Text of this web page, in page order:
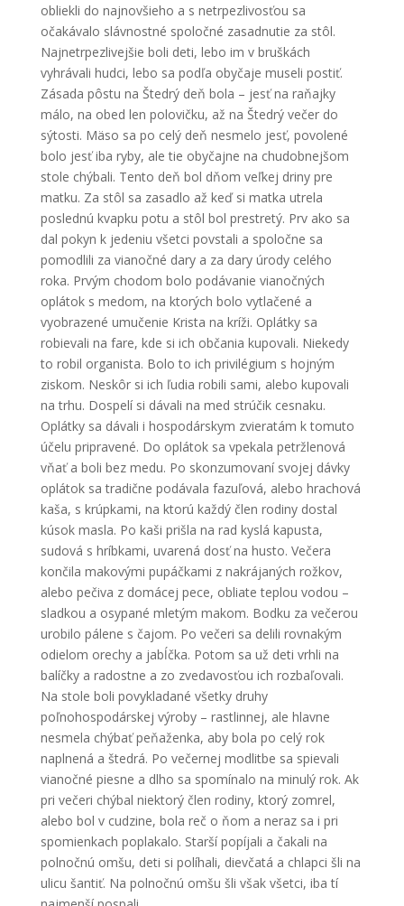
obliekli do najnovšieho a s netrpezlivosťou sa
očakávalo slávnostné spoločné zasadnutie za stôl.
Najnetrpezlivejšie boli deti, lebo im v bruškách
vyhrávali hudci, lebo sa podľa obyčaje museli postiť.
Zásada pôstu na Štedrý deň bola – jesť na raňajky
málo, na obed len polovičku, až na Štedrý večer do
sýtosti. Mäso sa po celý deň nesmelo jesť, povolené
bolo jesť iba ryby, ale tie obyčajne na chudobnejšom
stole chýbali. Tento deň bol dňom veľkej driny pre
matku. Za stôl sa zasadlo až keď si matka utrela
poslednú kvapku potu a stôl bol prestretý. Prv ako sa
dal pokyn k jedeniu všetci povstali a spoločne sa
pomodlili za vianočné dary a za dary úrody celého
roka. Prvým chodom bolo podávanie vianočných
oplátok s medom, na ktorých bolo vytlačené a
vyobrazené umučenie Krista na kríži. Oplátky sa
robievali na fare, kde si ich občania kupovali. Niekedy
to robil organista. Bolo to ich privilégium s hojným
ziskom. Neskôr si ich ľudia robili sami, alebo kupovali
na trhu. Dospelí si dávali na med strúčik cesnaku.
Oplátky sa dávali i hospodárskym zvieratám k tomuto
účelu pripravené. Do oplátok sa vpekala petržlenová
vňať a boli bez medu. Po skonzumovaní svojej dávky
oplátok sa tradične podávala fazuľová, alebo hrachová
kaša, s krúpkami, na ktorú každý člen rodiny dostal
kúsok masla. Po kaši prišla na rad kyslá kapusta,
sudová s hríbkami, uvarená dosť na husto. Večera
končila makovými pupáčkami z nakrájaných rožkov,
alebo pečiva z domácej pece, obliate teplou vodou –
sladkou a osypané mletým makom. Bodku za večerou
urobilo pálene s čajom. Po večeri sa delili rovnakým
odielom orechy a jabĺčka. Potom sa už deti vrhli na
balíčky a radostne a zo zvedavosťou ich rozbaľovali.
Na stole boli povykladané všetky druhy
poľnohospodárskej výroby – rastlinnej, ale hlavne
nesmela chýbať peňaženka, aby bola po celý rok
naplnená a štedrá. Po večernej modlitbe sa spievali
vianočné piesne a dlho sa spomínalo na minulý rok. Ak
pri večeri chýbal niektorý člen rodiny, ktorý zomrel,
alebo bol v cudzine, bola reč o ňom a neraz sa i pri
spomienkach poplakalo. Starší popíjali a čakali na
polnočnú omšu, deti si políhali, dievčatá a chlapci šli na
ulicu šantiť. Na polnočnú omšu šli však všetci, iba tí